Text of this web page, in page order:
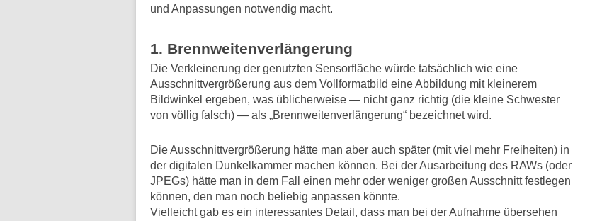
und Anpassungen notwendig macht.
1. Brennweitenverlängerung
Die Verkleinerung der genutzten Sensorfläche würde tatsächlich wie eine
Ausschnittvergrößerung aus dem Vollformatbild eine Abbildung mit kleinerem
Bildwinkel ergeben, was üblicherweise — nicht ganz richtig (die kleine Schwester
von völlig falsch) — als „Brennweitenverlängerung“ bezeichnet wird.
Die Ausschnittvergrößerung hätte man aber auch später (mit viel mehr Freiheiten) in
der digitalen Dunkelkammer machen können. Bei der Ausarbeitung des RAWs (oder
JPEGs) hätte man in dem Fall einen mehr oder weniger großen Ausschnitt festlegen
können, den man noch beliebig anpassen könnte.
Vielleicht gab es ein interessantes Detail, dass man bei der Aufnahme übersehen